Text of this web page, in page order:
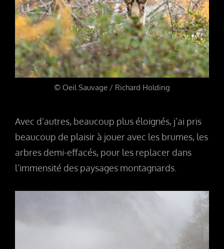
© Oeil Sauvage / Richard Holding
Avec d’autres, beaucoup plus éloignés, j’ai pris
beaucoup de plaisir à jouer avec les brumes, les
arbres demi-effacés, pour les replacer dans
l’immensité des paysages montagnards.